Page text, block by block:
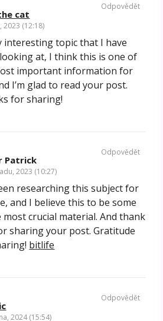
cat
2023 (12:18)
interesting topic that I have
at, I think this is one of
important information for
I’m glad to read your post.
for sharing!
Odpovědět
Patrick
2023 (10:27)
researching this subject for
and I believe this to be some
most crucial material. And thank
sharing your post. Gratitude
bitlife
Odpovědět
2024 (15:54)
Odpovědět